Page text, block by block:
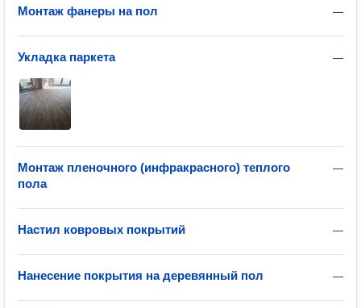
—
Монтаж фанеры на пол
—
Укладка паркета
—
Монтаж пленочного (инфракрасного) теплого
пола
—
Настил ковровых покрытий
—
Нанесение покрытия на деревянный пол